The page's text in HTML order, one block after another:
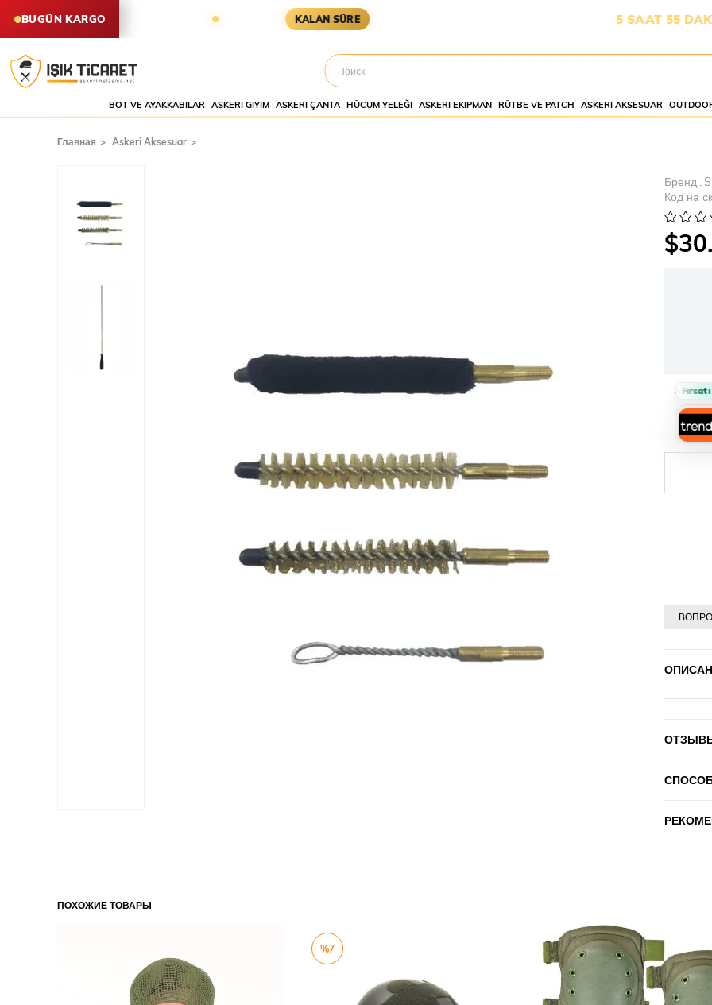
BUGÜN KARGO
AYNI GÜN KARGODA KALAN SÜRE KARGOYA YETİŞMESİ İÇİN KALAN SÜRE: 5 SAAT 55 DAKİKA 48
BOT VE AYAKKABILAR ASKERI GIYIM ASKERI ÇANTA HÜCUM YELEĞI ASKERI EKIPMAN RÜTBE VE PATCH ASKERI AKSESUAR
Главная Askeri Aksesuar
Бренд :
Код на
Sepette %10 İndirim Fırsatı 🔥
ПОХОЖИЕ ТОВАРЫ
%7